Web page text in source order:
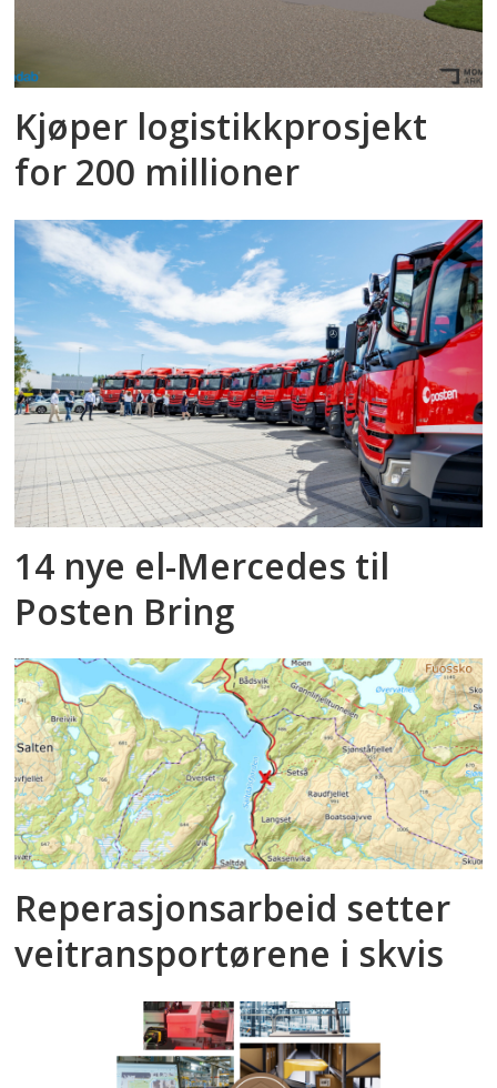
Kjøper logistikkprosjekt
for 200 millioner
14 nye el-Mercedes til
Posten Bring
Reperasjonsarbeid setter
veitransportørene i skvis